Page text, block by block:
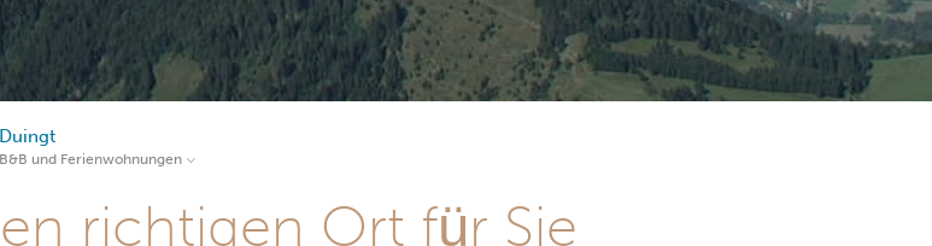
Duingt
B&B und Ferienwohnungen
richtigen Ort für Sie